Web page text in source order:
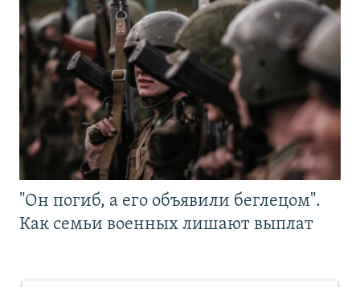
"Он погиб, а его объявили беглецом".
Как семьи военных лишают выплат